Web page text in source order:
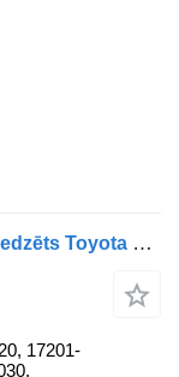
Toyota IHI 020V turbokompresors paredzēts Toyota LAND CRUISER 200 (_J2_) automašīnas
17201-